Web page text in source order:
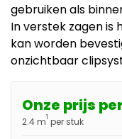
gebruiken als
In verstek zagen is
kan worden
onzichtbaar
Onze prijs
2.4 m1 per stuk